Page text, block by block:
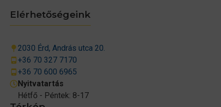
Elérhetőségeink
2030 Érd, András utca 20.
+36 70 327 7170
+36 70 600 6965
Nyitvatartás
Hétfő - Péntek: 8-17